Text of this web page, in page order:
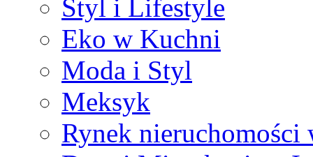
Styl i Lifestyle
Eko w Kuchni
Moda i Styl
Meksyk
Rynek nieruchomości